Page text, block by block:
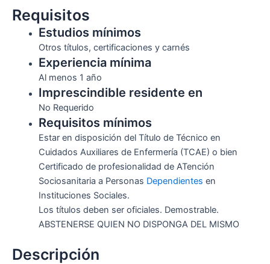
Requisitos
Estudios mínimos
Otros títulos, certificaciones y carnés
Experiencia mínima
Al menos 1 año
Imprescindible residente en
No Requerido
Requisitos mínimos
Estar en disposición del Título de Técnico en
Cuidados Auxiliares de Enfermería (TCAE) o bien
Certificado de profesionalidad de ATención
Sociosanitaria a Personas Dependientes en
Instituciones Sociales.
Los títulos deben ser oficiales. Demostrable.
ABSTENERSE QUIEN NO DISPONGA DEL MISMO
Descripción